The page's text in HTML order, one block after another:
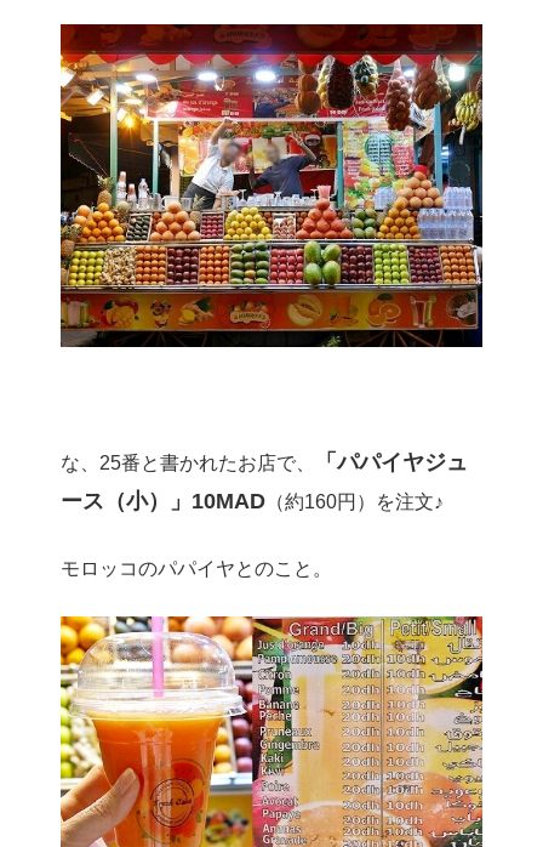
な、25番と書かれたお店で、
「パパイヤジュ
ース（小）」10MAD （約160円）を注文♪
モロッコのパパイヤとのこと。